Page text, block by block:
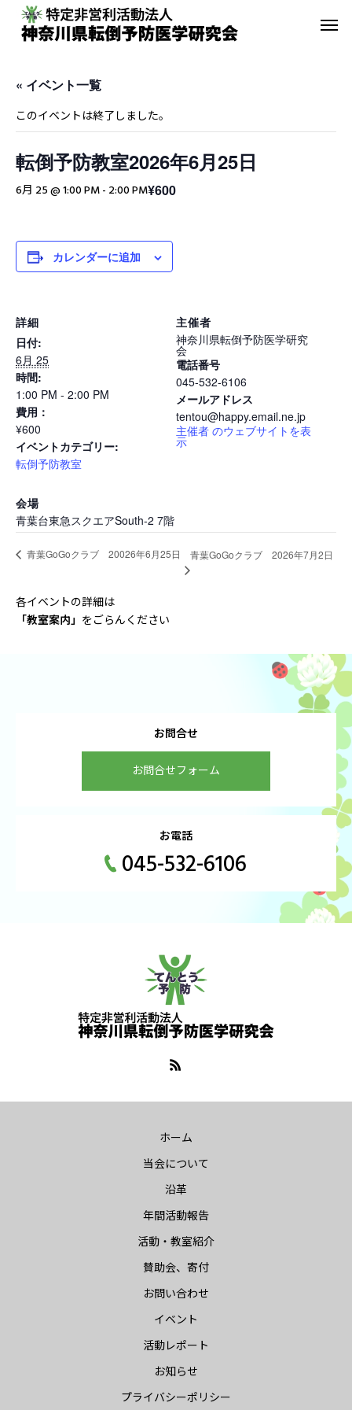
転倒予防教室
その他の活動
2023年間活動報告
« イベント一覧
このイベントは終了しました。
転倒予防教室2026年6月25日
6月 25 @ 1:00 PM - 2:00 PM¥600
カレンダーに追加
詳細
日付:
6月 25
時間:
1:00 PM - 2:00 PM
費用：
¥600
イベントカテゴリー:
転倒予防教室
主催者
神奈川県転倒予防医学研究
会
電話番号
045-532-6106
メールアドレス
tentou@happy.email.ne.jp
主催者 のウェブサイトを表
示
会場
青葉台東急スクエアSouth-2 7階
青葉GoGoクラブ 20026年6月25日 青葉GoGoクラブ 2026年7月2日
各イベントの詳細は
「教室案内」 をごらんください
お問合せ
お問合せフォーム
お電話
045-532-6106
ホーム
当会について
沿革
年間活動報告
活動・教室紹介
賛助会、寄付
お問い合わせ
イベント
活動レポート
お知らせ
プライバシーポリシー